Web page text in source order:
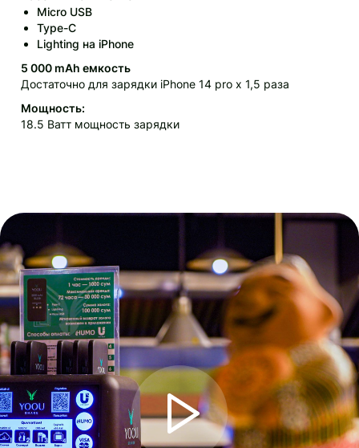
Micro USB
Type-C
Lighting на iPhone
5 000 mAh емкость
Достаточно для зарядки iPhone 14 pro х 1,5 раза
Мощность:
18.5 Ватт мощность зарядки